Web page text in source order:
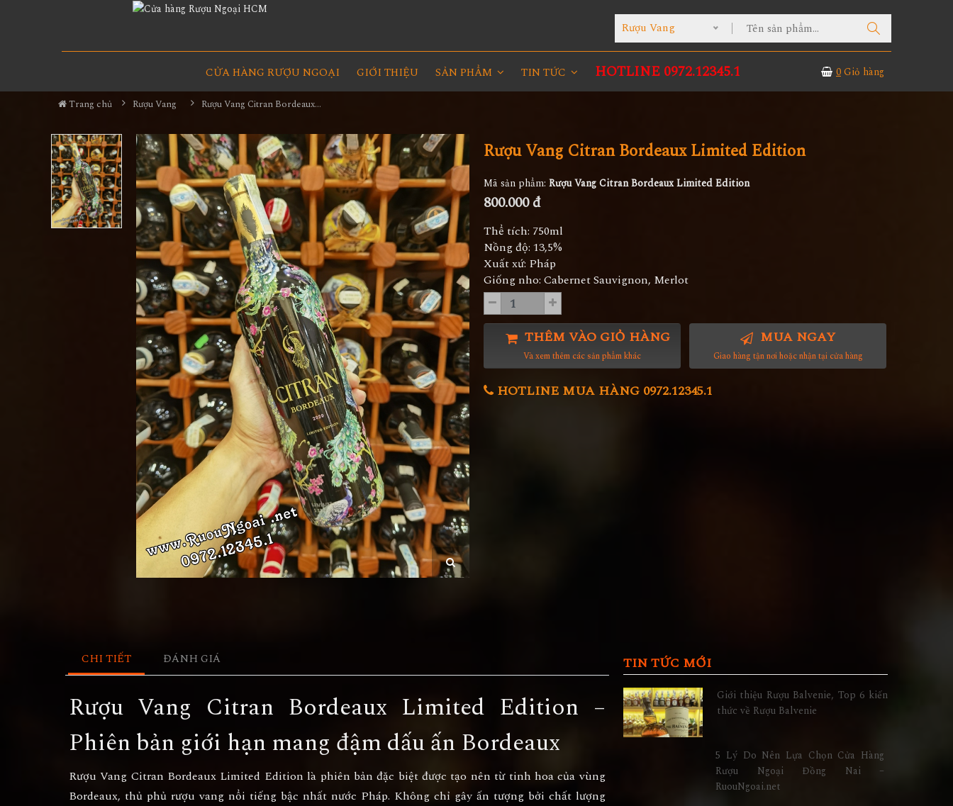
Rượu Vang
CỬA HÀNG RƯỢU NGOẠI GIỚI THIỆU SẢN PHẨM TIN TỨC HOTLINE 0972.12345.1 0Giỏ hàng
Trang chủ Rượu Vang Rượu Vang Citran Bordeaux Limited Edition
Rượu Vang Citran Bordeaux Limited Edition
Mã sản phẩm: Rượu Vang Citran Bordeaux Limited Edition
800.000 đ
Thể tích: 750ml
Nồng độ: 13,5%
Xuất xứ: Pháp
Giống nho: Cabernet Sauvignon, Merlot
THÊM VÀO GIỎ HÀNG
Và xem thêm các sản phẩm khác
MUA NGAY
Giao hàng tận nơi hoặc nhận tại cửa hàng
HOTLINE MUA HÀNG 0972.12345.1
CHI TIẾT ĐÁNH GIÁ
Rượu Vang Citran Bordeaux Limited Edition –
Phiên bản giới hạn mang đậm dấu ấn Bordeaux
Rượu Vang Citran Bordeaux Limited Edition là phiên bản đặc biệt được tạo nên từ tinh hoa của vùng
Bordeaux, thủ phủ rượu vang nổi tiếng bậc nhất nước Pháp. Không chỉ gây ấn tượng bởi chất lượng
TIN TỨC MỚI
Giới thiệu Rượu Balvenie, Top 6 kiến
thức về Rượu Balvenie
5 Lý Do Nên Lựa Chọn Cửa Hàng
Rượu Ngoại Đồng Nai –
RuouNgoai.net